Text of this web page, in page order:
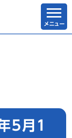
メニュー
5月1